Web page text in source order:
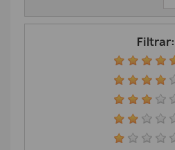
Filtrar: